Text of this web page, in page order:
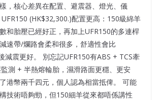
，核心差異在配置、避震器、燈光、儀
(HK$32,300.)配置更高：150級綿羊
和胎壓已經好正，再加上UFR150的多連桿
速帶/爛路會柔和很多，舒適性會比
減震更好。 別忘記UFR150有ABS + TCS牽
測 + 半熱熔輪胎，濕滑路面更穩、更安
港幣兩千四元，個人認為相當抵俾。 可能
技術唔夠勁，但150細羊從來都唔係講性